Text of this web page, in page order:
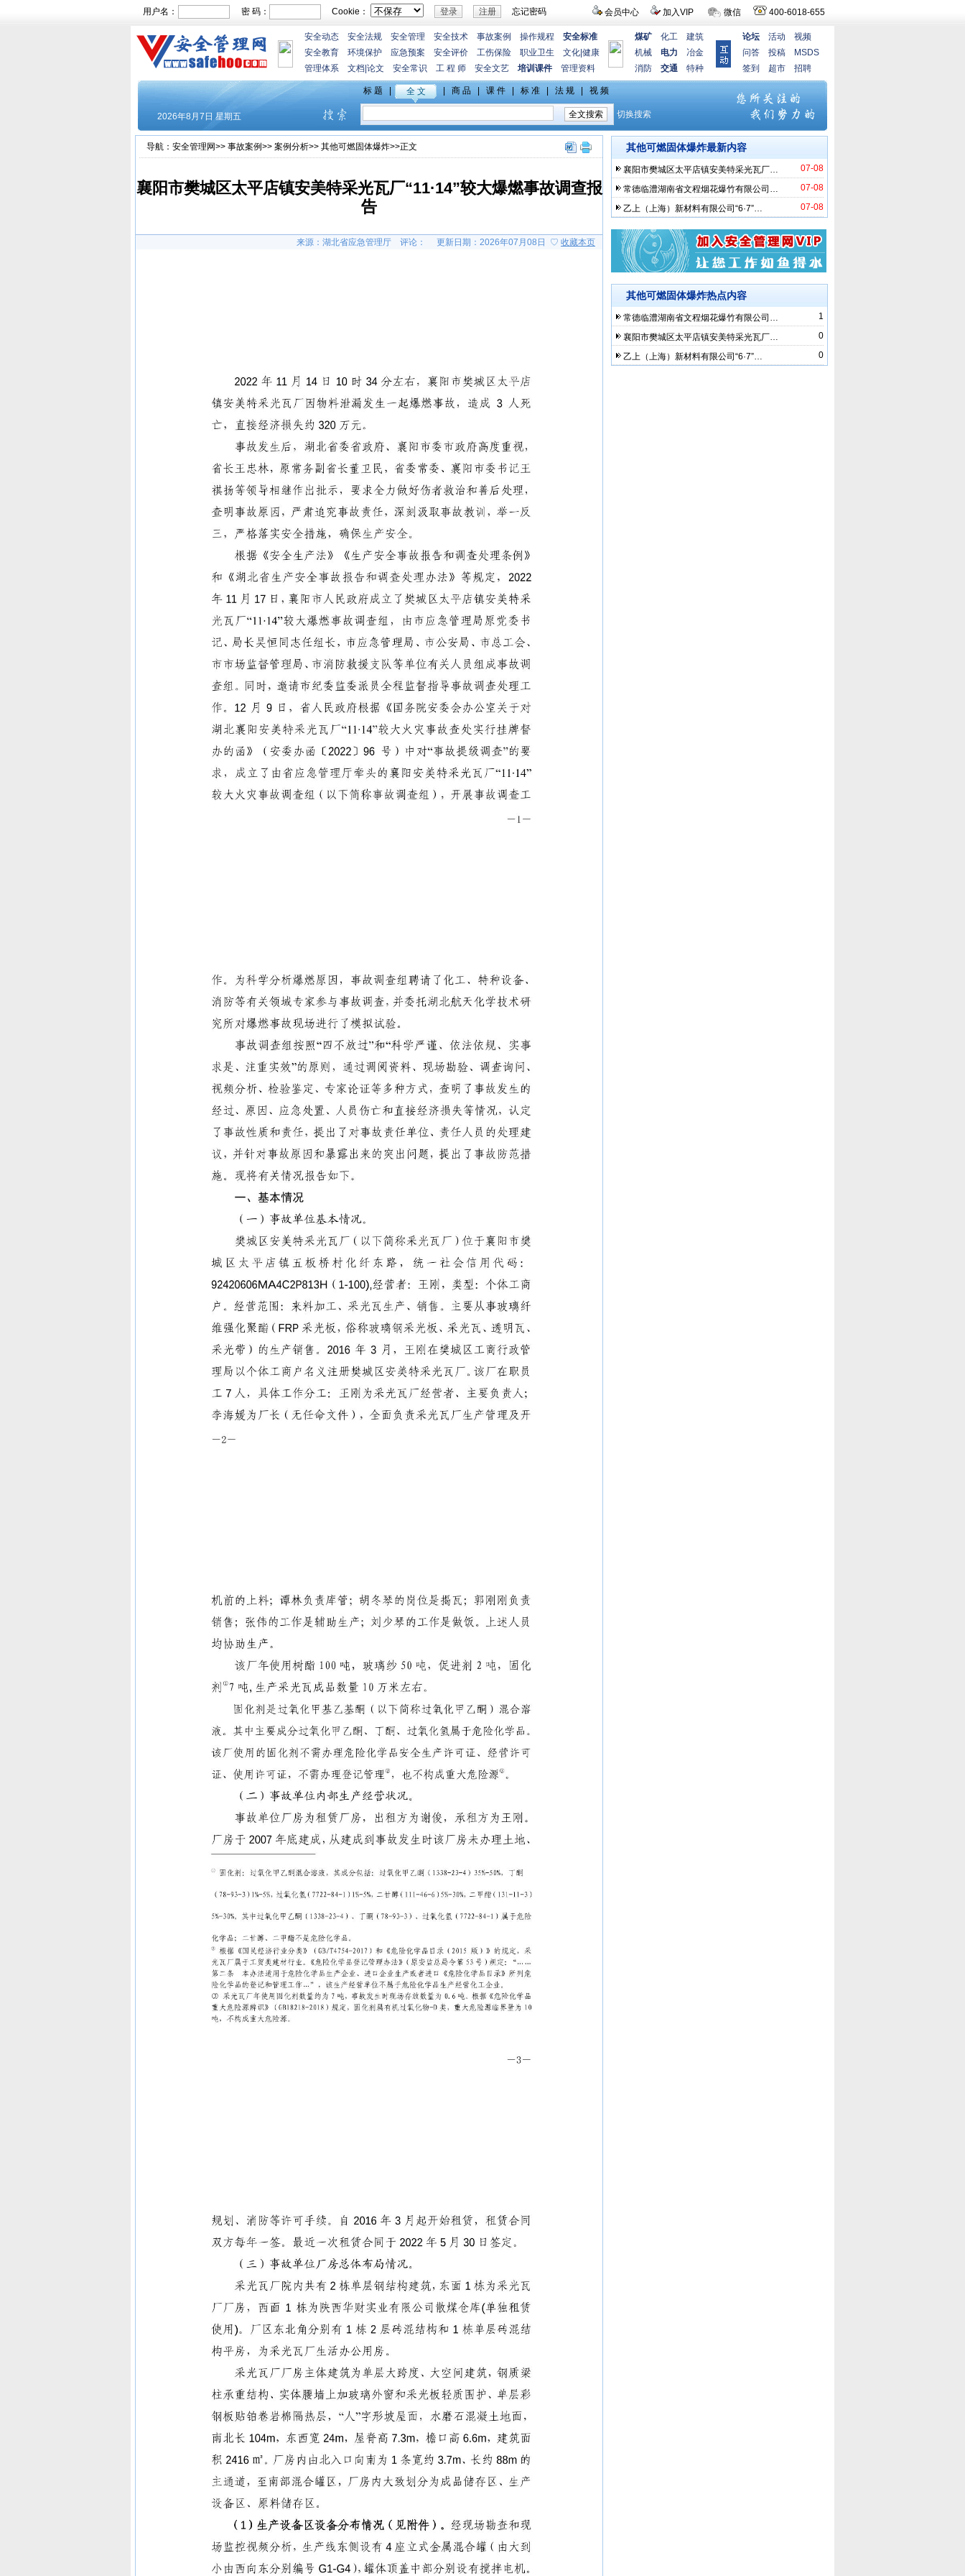
会员中心 加入VIP 微信 400-6018-655
用户名： 密 码： Cookie： 忘记密码
安全动态 安全法规 安全管理 安全技术 事故案例 操作规程
安全标准
安全教育
环境保护 应急预案 安全评价 工伤保险 职业卫生 文化 健康
管理体系
文档 论文 安全常识 工 程 师 安全文艺 培训课件 管理资料
煤矿 化工
建筑
机械
电力
冶金
消防
交通 特种
论坛 活动
视频
问答
投稿
MSDS
签到
超市 招聘
导航： 安全管理网>> 事故案例>> 案例分析>> 其他可燃固体爆炸>>正文
襄阳市樊城区太平店镇安美特采光瓦厂“11·14”较大爆燃事故调查报
告
来源：湖北省应急管理厅 评论： 更新日期：2026年07月08日 ♡ 收藏本页
其他可燃固体爆炸最新内容
07-08
襄阳市樊城区太平店镇安美特采光瓦厂…
07-08
常德临澧湖南省文程烟花爆竹有限公司…
07-08
乙上（上海）新材料有限公司“6·7”…
其他可燃固体爆炸热点内容
1
常德临澧湖南省文程烟花爆竹有限公司…
0
襄阳市樊城区太平店镇安美特采光瓦厂…
0
乙上（上海）新材料有限公司“6·7”…